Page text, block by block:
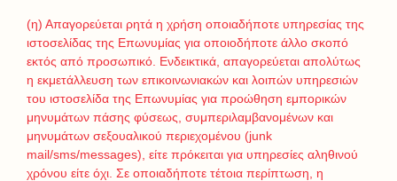
(η) Απαγορεύεται ρητά η χρήση οποιαδήποτε υπηρεσίας της
ιστοσελίδας της Επωνυμίας για οποιοδήποτε άλλο σκοπό
εκτός από προσωπικό. Ενδεικτικά, απαγορεύεται απολύτως
η εκμετάλλευση των επικοινωνιακών και λοιπών υπηρεσιών
του ιστοσελίδα της Επωνυμίας για προώθηση εμπορικών
μηνυμάτων πάσης φύσεως, συμπεριλαμβανομένων και
μηνυμάτων σεξουαλικού περιεχομένου (junk
mail/sms/messages), είτε πρόκειται για υπηρεσίες αληθινού
χρόνου είτε όχι. Σε οποιαδήποτε τέτοια περίπτωση, η